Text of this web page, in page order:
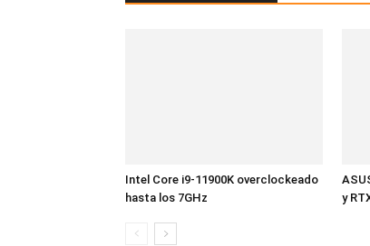
Intel Core i9-11900K overclockeado
hasta los 7GHz
y